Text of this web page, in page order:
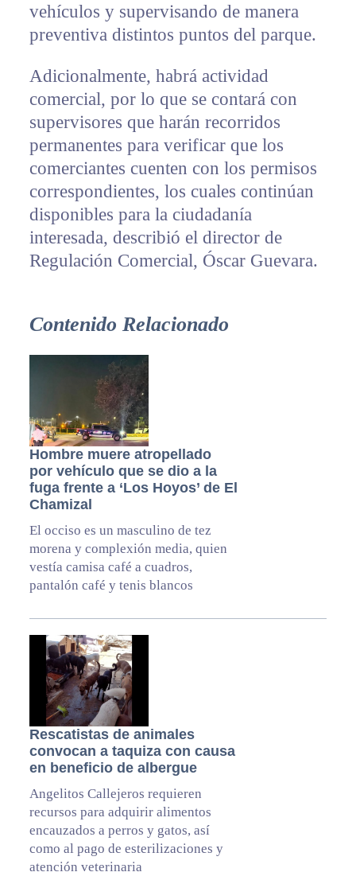
vehículos y supervisando de manera
preventiva distintos puntos del parque.
Adicionalmente, habrá actividad
comercial, por lo que se contará con
supervisores que harán recorridos
permanentes para verificar que los
comerciantes cuenten con los permisos
correspondientes, los cuales continúan
disponibles para la ciudadanía
interesada, describió el director de
Regulación Comercial, Óscar Guevara.
Contenido Relacionado
Hombre muere atropellado
por vehículo que se dio a la
fuga frente a ‘Los Hoyos’ de El
Chamizal
El occiso es un masculino de tez
morena y complexión media, quien
vestía camisa café a cuadros,
pantalón café y tenis blancos
Rescatistas de animales
convocan a taquiza con causa
en beneficio de albergue
Angelitos Callejeros requieren
recursos para adquirir alimentos
encauzados a perros y gatos, así
como al pago de esterilizaciones y
atención veterinaria